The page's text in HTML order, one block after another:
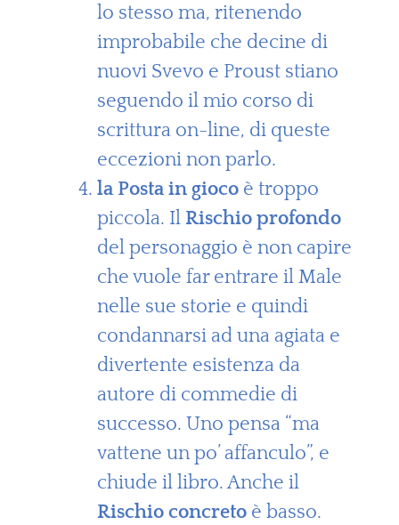
lo stesso ma, ritenendo
improbabile che decine di
nuovi Svevo e Proust stiano
seguendo il mio corso di
scrittura on-line, di queste
eccezioni non parlo.
la Posta in gioco è troppo
piccola. Il Rischio profondo
del personaggio è non capire
che vuole far entrare il Male
nelle sue storie e quindi
condannarsi ad una agiata e
divertente esistenza da
autore di commedie di
successo. Uno pensa “ma
vattene un po’ affanculo”, e
chiude il libro. Anche il
Rischio concreto è basso.